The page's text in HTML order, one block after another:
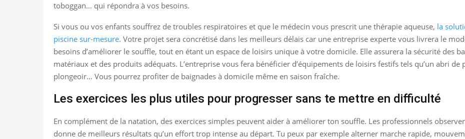
toboggan… qui répondra à vos besoins.
Si vous ou vos enfants souffrez de troubles respiratoires et que le médecin vous prescrit une thérapie aqueuse, la
piscine sur-mesure. Votre projet sera concrétisé dans les meilleurs délais car une entreprise experte vous livrera le
besoins d’améliorer le souffle, tout en étant un espace de loisirs unique à votre domicile. Elle assurera la sécurité des
matériaux et des produits adéquats. L’entreprise vous fera bénéficier d’équipements de loisirs festifs tels qu’un abri
plongeoir… Vous pourrez profiter de baignades à domicile même en saison fraîche.
Les exercices les plus utiles pour progresser sans te mettre en difficulté
En complément de la natation, des exercices simples peuvent aider à améliorer ton souffle. Les professionnels
donne de meilleurs résultats qu’un effort trop intense au départ. Tu peux par exemple alterner marche rapide,